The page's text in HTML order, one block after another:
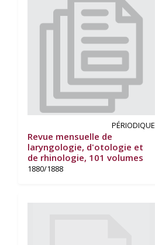
PÉRIODIQUE
Revue mensuelle de
laryngologie, d'otologie et
de rhinologie, 101 volumes
1880/1888